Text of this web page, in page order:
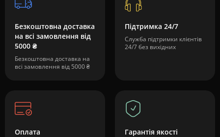
Безкоштовна доставка
на всі замовлення від
5000 ₴
Безкоштовна доставка на
всі замовлення від 5000 ₴
Підтримка 24/7
Служба підтримки клієнтів
24/7 без вихідних
Оплата Гарантія якості